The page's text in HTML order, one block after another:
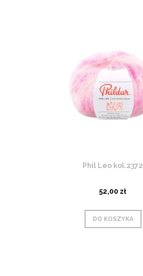
Phil Leo kol.2372
52,00 zł
DO KOSZYKA